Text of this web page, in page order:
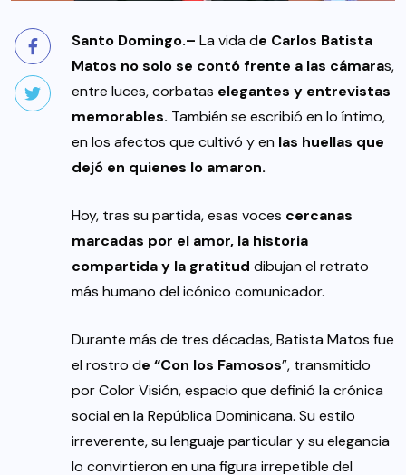
Santo Domingo.– La vida de Carlos Batista
Matos no solo se contó frente a las cámaras,
entre luces, corbatas elegantes y entrevistas
memorables. También se escribió en lo íntimo,
en los afectos que cultivó y en las huellas que
dejó en quienes lo amaron.
Hoy, tras su partida, esas voces cercanas
marcadas por el amor, la historia
compartida y la gratitud dibujan el retrato
más humano del icónico comunicador.
Durante más de tres décadas, Batista Matos fue
el rostro de “Con los Famosos”, transmitido
por Color Visión, espacio que definió la crónica
social en la República Dominicana. Su estilo
irreverente, su lenguaje particular y su elegancia
lo convirtieron en una figura irrepetible del